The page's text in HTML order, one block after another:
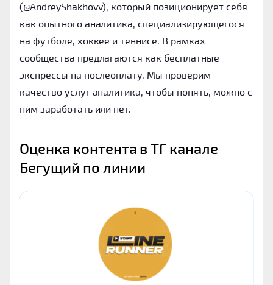
(@AndreyShakhovv), который позиционирует себя
как опытного аналитика, специализирующегося
на футболе, хоккее и теннисе. В рамках
сообщества предлагаются как бесплатные
экспрессы на послеоплату. Мы проверим
качество услуг аналитика, чтобы понять, можно с
ним заработать или нет.
Оценка контента в ТГ канале
Бегущий по линии